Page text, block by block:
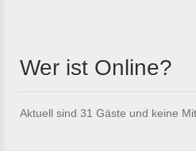
Wer ist Online?
Aktuell sind 31 Gäste und keine